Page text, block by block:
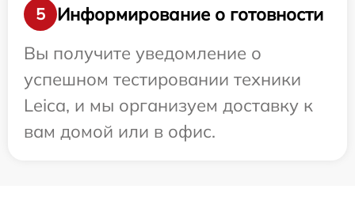
5
Информирование о готовности
Вы получите уведомление о
успешном тестировании техники
Leica, и мы организуем доставку к
вам домой или в офис.